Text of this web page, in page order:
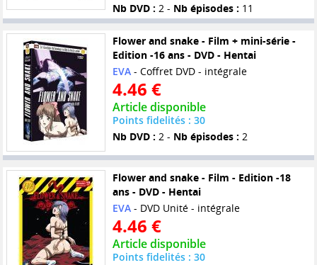
Nb DVD : 2 - Nb épisodes : 11
Flower and snake - Film + mini-série -
Edition -16 ans - DVD - Hentai
EVA- Coffret DVD - intégrale
4.46 €
Article disponible
Points fidelités : 30
Nb DVD : 2 - Nb épisodes : 2
Flower and snake - Film - Edition -18
ans - DVD - Hentai
EVA- DVD Unité - intégrale
4.46 €
Article disponible
Points fidelités : 30